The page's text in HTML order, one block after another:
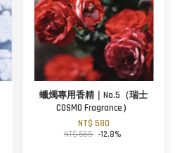
蠟燭專用香精｜No.5（瑞士
COSMO Fragrance）
NT$ 580
NT$ 665 -12.8%